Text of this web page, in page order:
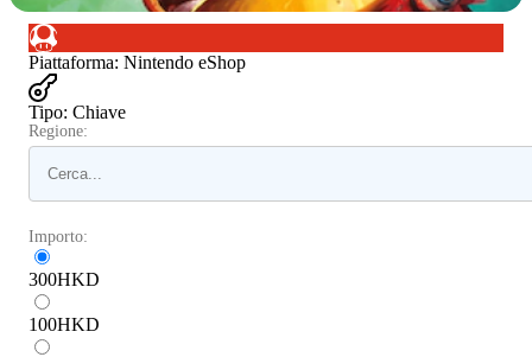
Piattaforma: Nintendo eShop
Tipo: Chiave
Regione:
Importo:
300HKD
100HKD